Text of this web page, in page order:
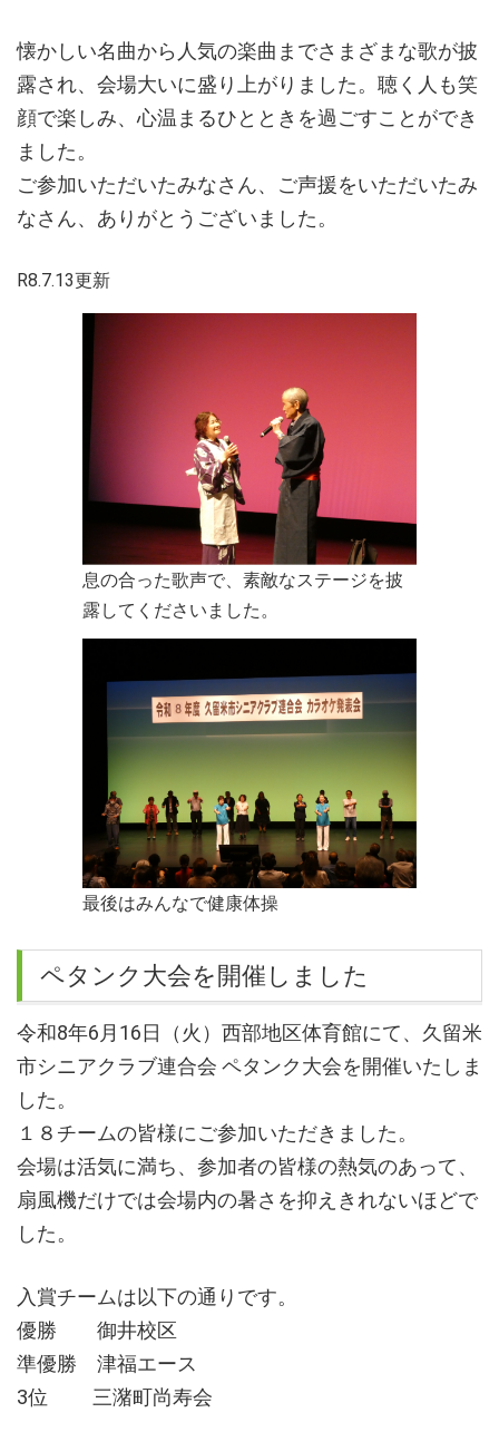
懐かしい名曲から人気の楽曲までさまざまな歌が披
露され、会場大いに盛り上がりました。聴く人も笑
顔で楽しみ、心温まるひとときを過ごすことができ
ました。
ご参加いただいたみなさん、ご声援をいただいたみ
なさん、ありがとうございました。
R8.7.13更新
息の合った歌声で、素敵なステージを披
露してくださいました。
最後はみんなで健康体操
ペタンク大会を開催しました
令和8年6月16日（火）西部地区体育館にて、久留米
市シニアクラブ連合会 ペタンク大会を開催いたしま
した。
１８チームの皆様にご参加いただきました。
会場は活気に満ち、参加者の皆様の熱気のあって、
扇風機だけでは会場内の暑さを抑えきれないほどで
した。
入賞チームは以下の通りです。
優勝 御井校区
準優勝 津福エース
3位 三潴町尚寿会